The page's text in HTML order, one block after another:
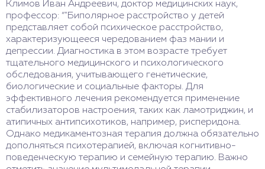
Климов Иван Андреевич, доктор медицинских наук,
профессор: “"Биполярное расстройство у детей
представляет собой психическое расстройство,
характеризующееся чередованием фаз мании и
депрессии. Диагностика в этом возрасте требует
тщательного медицинского и психологического
обследования, учитывающего генетические,
биологические и социальные факторы. Для
эффективного лечения рекомендуется применение
стабилизаторов настроения, таких как ламотриджин, и
атипичных антипсихотиков, например, рисперидона.
Однако медикаментозная терапия должна обязательно
дополняться психотерапией, включая когнитивно-
поведенческую терапию и семейную терапию. Важно